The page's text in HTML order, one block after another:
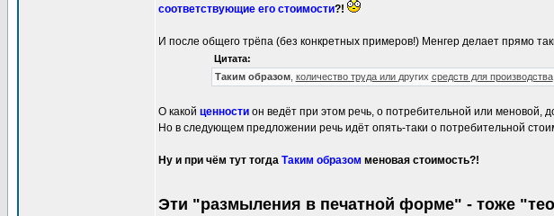
соответствующие его стоимости?!
И после общего трёпа (без конкретных примеров!) Менгер делает прямо
Цитата:
Таким образом, количество труда или других средств для производства
О какой ценности он ведёт при этом речь, о потребительной или меновой,
Но в следующем предложении речь идёт опять-таки о потребительной
Ну и при чём тут тогда Таким образом меновая стоимость?!
Эти "размыления в печатной форме" - тоже